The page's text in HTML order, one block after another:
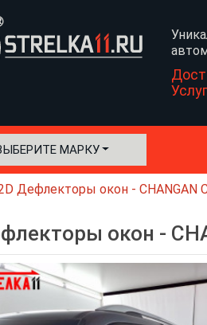
МАРКУ
Дефлекторы окон - CHANGAN
окон -